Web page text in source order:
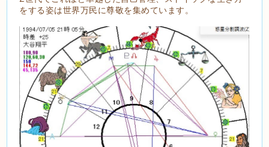
をする姿は世界万民に尊敬を集めています。